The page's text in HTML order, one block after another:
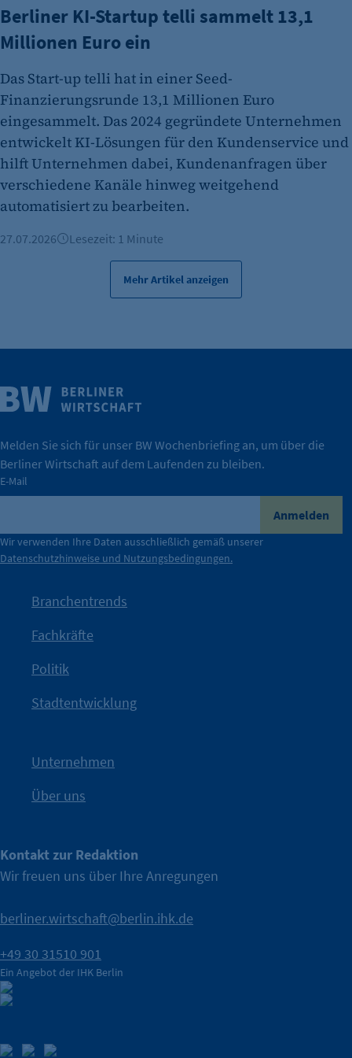
24 Std.
IHK Berlin. Offizieller Unterstützer der Berliner Wirtschaft.
Nach einer aufmerksamkeitsstarken Teaserphase geht die
Kampagne der IHK Berlin in die nächste Stufe. Mit
IHK?“wurde bewusst Neugier geweckt und Gespräche
mit Haltung.
Die Unternehmer stehen stellvertretend für die Vielfalt
der Berliner Wirtschaft.
Durch ihre Perspektiven wird deutlich, was der Claim
konkret bedeutet – und wie die IHK Berlin Unternehmen
tatsächlich unterstützt.
Wirtschaft.
Weitere Infos
Berliner KI-Startup telli sammelt 13,1
Millionen Euro ein
Das Start-up telli hat in einer Seed-
Finanzierungsrunde 13,1 Millionen Euro
eingesammelt. Das 2024 gegründete Unternehmen
entwickelt KI-Lösungen für den Kundenservice und
hilft Unternehmen dabei, Kundenanfragen über
verschiedene Kanäle hinweg weitgehend
automatisiert zu bearbeiten.
27.07.2026 Lesezeit: 1 Minute
Mehr Artikel anzeigen
Melden Sie sich für unser BW Wochenbriefing an, um über die
Berliner Wirtschaft auf dem Laufenden zu bleiben.
E-Mail
Anmelden
Wir verwenden Ihre Daten ausschließlich gemäß unserer
Datenschutzhinweise und Nutzungsbedingungen.
Branchentrends
Fachkräfte
Politik
Stadtentwicklung
Unternehmen
Über uns
Kontakt zur Redaktion
Wir freuen uns über Ihre Anregungen
berliner.wirtschaft@berlin.ihk.de
+49 30 31510 901
Ein Angebot der IHK Berlin